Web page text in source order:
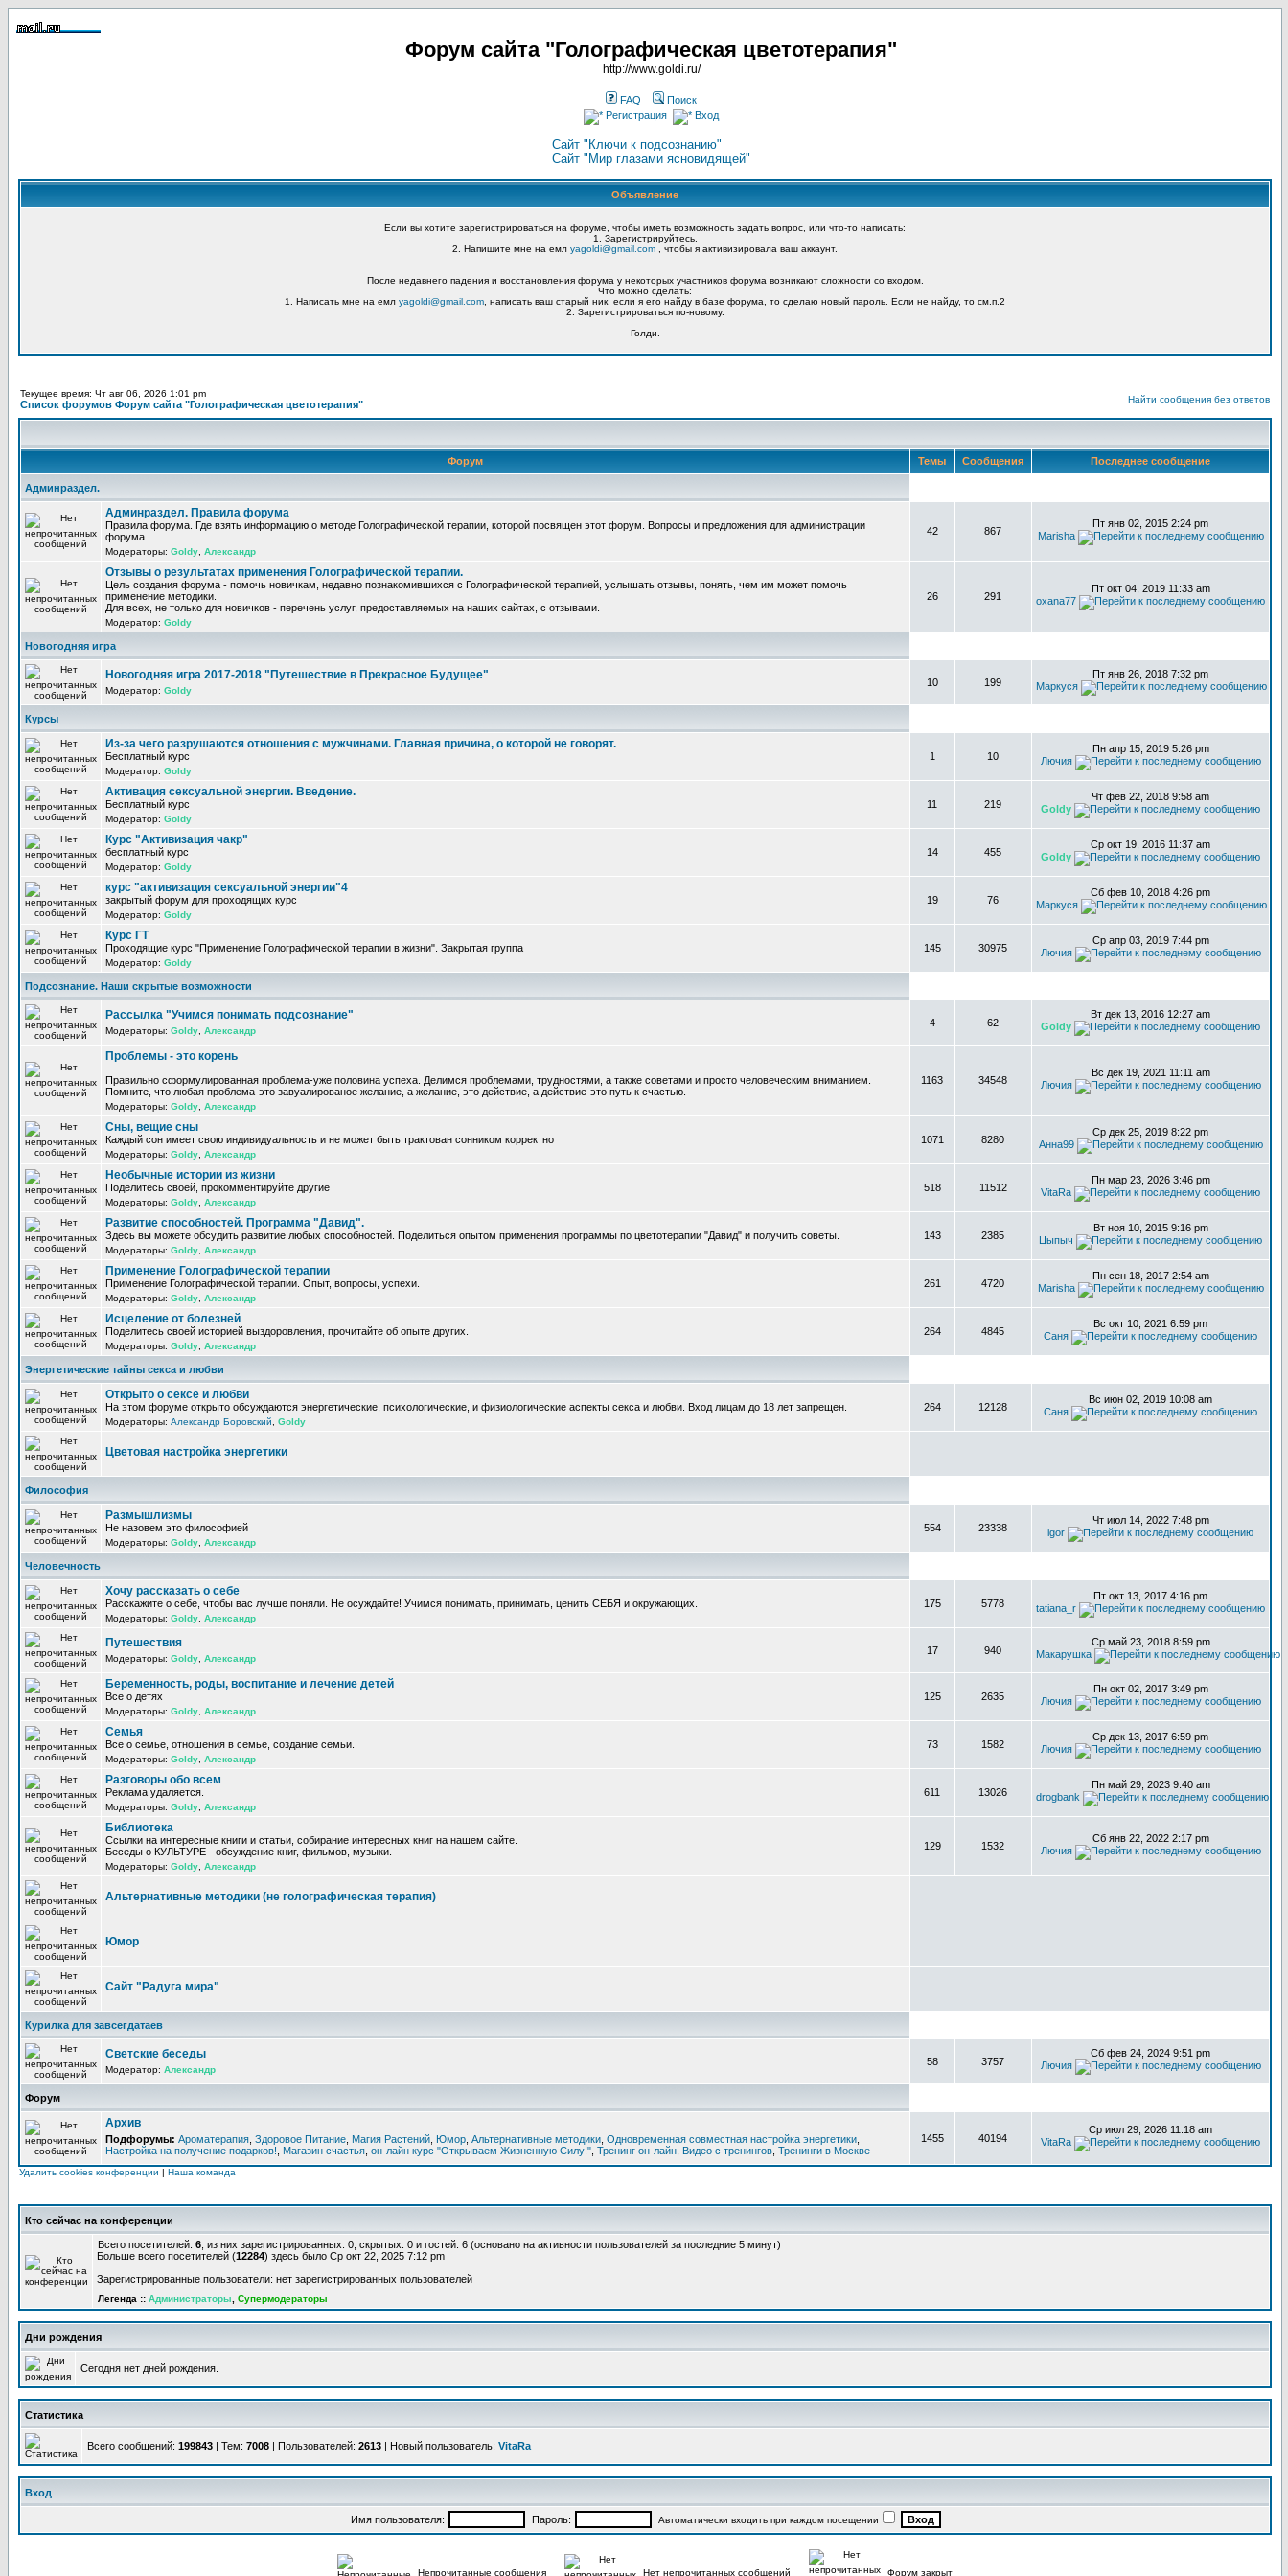
Форум сайта "Голографическая цветотерапия"
http://www.goldi.ru/
FAQ
Поиск
Регистрация
Вход
Сайт "Ключи к подсознанию"
Сайт "Мир глазами ясновидящей"
Объявление
Если вы хотите зарегистрироваться на форуме, чтобы иметь возможность задать вопрос, или что-то написать:
1. Зарегистрируйтесь.
2. Напишите мне на емл yagoldi@gmail.com , чтобы я активизировала ваш аккаунт.
После недавнего падения и восстановления форума у некоторых участников форума возникают сложности со входом.
Что можно сделать:
1. Написать мне на емл yagoldi@gmail.com , написать ваш старый ник, если я его найду в базе форума, то сделаю новый пароль. Если не найду, то см.п.2
2. Зарегистрироваться по-новому.
Голди.
Текущее время: Чт авг 06, 2026 1:01 pm
Список форумов Форум сайта "Голографическая цветотерапия" Найти сообщения без ответов
Форум Темы Сообщения Последнее сообщение
Админраздел.
Админраздел. Правила форума
Правила форума. Где взять информацию о методе Голографической терапии, которой посвящен этот форум. Вопросы и предложения для администрации
форума.
Модераторы: Goldy Александр
42 867
Пт янв 02, 2015 2:24 pm
Marisha
Отзывы о результатах применения Голографической терапии.
Цель создания форума - помочь новичкам, недавно познакомившихся с Голографической терапией, услышать отзывы, понять, чем им может помочь
применение методики.
Для всех, не только для новичков - перечень услуг, предоставляемых на наших сайтах, с отзывами.
Модератор: Goldy
26 291
Пт окт 04, 2019 11:33 am
oxana77
Новогодняя игра
Новогодняя игра 2017-2018 "Путешествие в Прекрасное Будущее"
Модератор: Goldy
10 199
Пт янв 26, 2018 7:32 pm
Маркуся
Курсы
Из-за чего разрушаются отношения с мужчинами. Главная причина, о которой не говорят.
Бесплатный курс
Модератор: Goldy
1 10
Пн апр 15, 2019 5:26 pm
Лючия
Активация сексуальной энергии. Введение.
Бесплатный курс
Модератор: Goldy
11 219
Чт фев 22, 2018 9:58 am
Goldy
Курс "Активизация чакр"
бесплатный курс
Модератор: Goldy
14 455
Ср окт 19, 2016 11:37 am
Goldy
курс "активизация сексуальной энергии"4
закрытый форум для проходящих курс
Модератор: Goldy
19 76
Сб фев 10, 2018 4:26 pm
Маркуся
Курс ГТ
Проходящие курс "Применение Голографической терапии в жизни". Закрытая группа
Модератор: Goldy
145 30975
Ср апр 03, 2019 7:44 pm
Лючия
Подсознание. Наши скрытые возможности
Рассылка "Учимся понимать подсознание"
Модераторы: Goldy Александр
4 62
Вт дек 13, 2016 12:27 am
Goldy
Проблемы - это корень
Правильно сформулированная проблема-уже половина успеха. Делимся проблемами, трудностями, а также советами и просто человеческим вниманием.
Помните, что любая проблема-это завуалированое желание, а желание, это действие, а действие-это путь к счастью.
Модераторы: Goldy Александр
1163 34548
Вс дек 19, 2021 11:11 am
Лючия
Сны, вещие сны
Каждый сон имеет свою индивидуальность и не может быть трактован сонником корректно
Модераторы: Goldy Александр
1071 8280
Ср дек 25, 2019 8:22 pm
Анна99
Необычные истории из жизни
Поделитесь своей, прокомментируйте другие
Модераторы: Goldy Александр
518 11512
Пн мар 23, 2026 3:46 pm
VitaRa
Развитие способностей. Программа "Давид".
Здесь вы можете обсудить развитие любых способностей. Поделиться опытом применения программы по цветотерапии "Давид" и получить советы.
Модераторы: Goldy Александр
143 2385
Вт ноя 10, 2015 9:16 pm
Цыпыч
Применение Голографической терапии
Применение Голографической терапии. Опыт, вопросы, успехи.
Модераторы: Goldy Александр
261 4720
Пн сен 18, 2017 2:54 am
Marisha
Исцеление от болезней
Поделитесь своей историей выздоровления, прочитайте об опыте других.
Модераторы: Goldy Александр
264 4845
Вс окт 10, 2021 6:59 pm
Саня
Энергетические тайны секса и любви
Открыто о сексе и любви
На этом форуме открыто обсуждаются энергетические, психологические, и физиологические аспекты секса и любви. Вход лицам до 18 лет запрещен.
Модераторы: Александр Боровский Goldy
264 12128
Вс июн 02, 2019 10:08 am
Саня
Цветовая настройка энергетики
Философия
Размышлизмы
Не назовем это философией
Модераторы: Goldy Александр
554 23338
Чт июл 14, 2022 7:48 pm
igor
Человечность
Хочу рассказать о себе
Расскажите о себе, чтобы вас лучше поняли. Не осуждайте! Учимся понимать, принимать, ценить СЕБЯ и окружающих.
Модераторы: Goldy Александр
175 5778
Пт окт 13, 2017 4:16 pm
tatiana_r
Путешествия
Модераторы: Goldy Александр
17 940
Ср май 23, 2018 8:59 pm
Макарушка
Беременность, роды, воспитание и лечение детей
Все о детях
Модераторы: Goldy Александр
125 2635
Пн окт 02, 2017 3:49 pm
Лючия
Семья
Все о семье, отношения в семье, создание семьи.
Модераторы: Goldy Александр
73 1582
Ср дек 13, 2017 6:59 pm
Лючия
Разговоры обо всем
Реклама удаляется.
Модераторы: Goldy Александр
611 13026
Пн май 29, 2023 9:40 am
drogbank
Библиотека
Ссылки на интересные книги и статьи, собирание интересных книг на нашем сайте.
Беседы о КУЛЬТУРЕ - обсуждение книг, фильмов, музыки.
Модераторы: Goldy Александр
129 1532
Сб янв 22, 2022 2:17 pm
Лючия
Альтернативные методики (не голографическая терапия)
Юмор
Сайт "Радуга мира"
Курилка для завсегдатаев
Светские беседы
Модератор: Александр
58 3757
Сб фев 24, 2024 9:51 pm
Лючия
Форум
Архив
Подфорумы: Ароматерапия Здоровое Питание Магия Растений Юмор Альтернативные методики Одновременная совместная настройка энергетики
Настройка на получение подарков!
Магазин счастья он-лайн курс "Открываем Жизненную Силу!" Тренинг он-лайн Видео с тренингов Тренинги в Москве
1455 40194
Ср июл 29, 2026 11:18 am
VitaRa
Удалить cookies конференции | Наша команда
Кто сейчас на конференции
Всего посетителей: 6 , из них зарегистрированных: 0, скрытых: 0 и гостей: 6 (основано на активности пользователей за последние 5 минут)
Больше всего посетителей (12284) здесь было Ср окт 22, 2025 7:12 pm
Зарегистрированные пользователи: нет зарегистрированных пользователей
Легенда :: Администраторы Супермодераторы
Дни рождения
Сегодня нет дней рождения.
Статистика
Всего сообщений: 199843 | Тем: 7008 | Пользователей: 2613 | Новый пользователь: VitaRa
Вход
Имя пользователя: Пароль: Автоматически входить при каждом посещении
Непрочитанные сообщения Нет непрочитанных сообщений Форум закрыт